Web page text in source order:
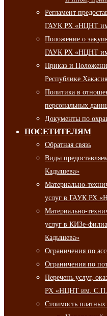
Регламент
ГАУК РХ «НЦНТ
Положение о
ГАУК РХ «НЦНТ
Приказ и
Республике Хакасия
Политика в
персональных
Документы по
ПОСЕТИТЕЛЯМ
Обратная связь
Виды
Кадышева»
Материально-
услуг в ГАУК РХ
Материально-
услуг в КИЗе-
Кадышева»
Ограничения по
Ограничения по
Перечень услуг,
РХ «НЦНТ им. С.П.
Стоимость платных